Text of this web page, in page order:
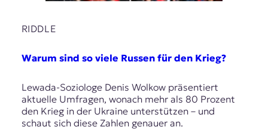
RIDDLE
Warum sind so viele Russen für den Krieg?
Lewada-Soziologe Denis Wolkow präsentiert
aktuelle Umfragen, wonach mehr als 80 Prozent
den Krieg in der Ukraine unterstützen – und
schaut sich diese Zahlen genauer an.